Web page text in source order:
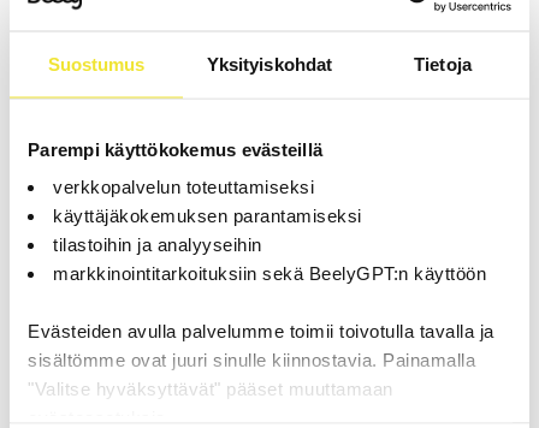
Suostumus Yksityiskohdat Tietoja
Parempi käyttökokemus evästeillä
verkkopalvelun toteuttamiseksi
käyttäjäkokemuksen parantamiseksi
tilastoihin ja analyyseihin
markkinointitarkoituksiin sekä BeelyGPT:n käyttöön
Evästeiden avulla palvelumme toimii toivotulla tavalla ja
sisältömme ovat juuri sinulle kiinnostavia. Painamalla
"Valitse hyväksyttävät" pääset muuttamaan